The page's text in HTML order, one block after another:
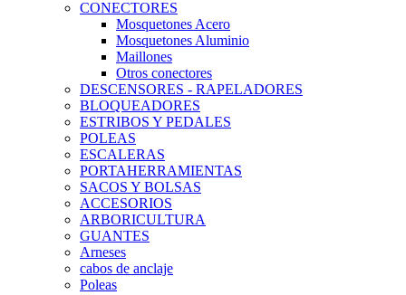
CONECTORES
Mosquetones Acero
Mosquetones Aluminio
Maillones
Otros conectores
DESCENSORES - RAPELADORES
BLOQUEADORES
ESTRIBOS Y PEDALES
POLEAS
ESCALERAS
PORTAHERRAMIENTAS
SACOS Y BOLSAS
ACCESORIOS
ARBORICULTURA
GUANTES
Arneses
cabos de anclaje
Poleas